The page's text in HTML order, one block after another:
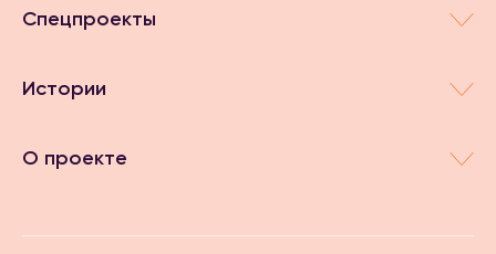
Спецпроекты
Истории
О проекте